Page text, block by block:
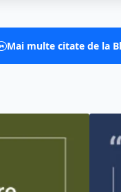
Mai multe citate de la